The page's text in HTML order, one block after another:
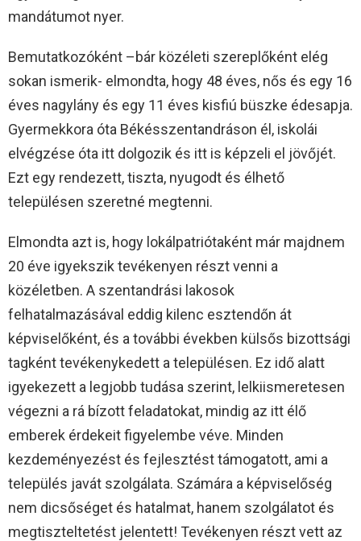
mandátumot nyer.
Bemutatkozóként –bár közéleti szereplőként elég
sokan ismerik- elmondta, hogy 48 éves, nős és egy 16
éves nagylány és egy 11 éves kisfiú büszke édesapja.
Gyermekkora óta Békésszentandráson él, iskolái
elvégzése óta itt dolgozik és itt is képzeli el jövőjét.
Ezt egy rendezett, tiszta, nyugodt és élhető
településen szeretné megtenni.
Elmondta azt is, hogy lokálpatriótaként már majdnem
20 éve igyekszik tevékenyen részt venni a
közéletben. A szentandrási lakosok
felhatalmazásával eddig kilenc esztendőn át
képviselőként, és a további években külsős bizottsági
tagként tevékenykedett a településen. Ez idő alatt
igyekezett a legjobb tudása szerint, lelkiismeretesen
végezni a rá bízott feladatokat, mindig az itt élő
emberek érdekeit figyelembe véve. Minden
kezdeményezést és fejlesztést támogatott, ami a
település javát szolgálata. Számára a képviselőség
nem dicsőséget és hatalmat, hanem szolgálatot és
megtiszteltetést jelentett! Tevékenyen részt vett az